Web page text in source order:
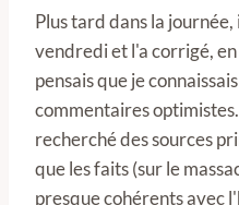
Plus tard dans la
vendredi et l'a corrigé,
pensais que je
commentaires
recherché des sources
que les faits (sur le
presque cohérents avec